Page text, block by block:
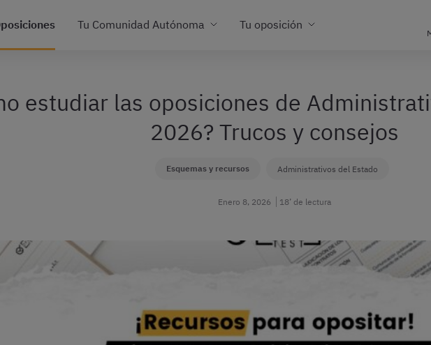
Tu Comunidad Autónoma Tu oposición
estudiar las oposiciones de
2026? Trucos y consejos
Esquemas y recursos Administrativos del Estado
Enero 8, 2026 18’ de lectura